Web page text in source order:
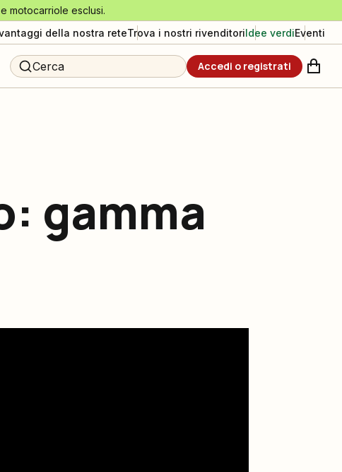
motocarriole esclusi.
della nostra reteTrova i nostri rivenditoriIdee verdiEventi
Cerca Accedi o registrati
gamma